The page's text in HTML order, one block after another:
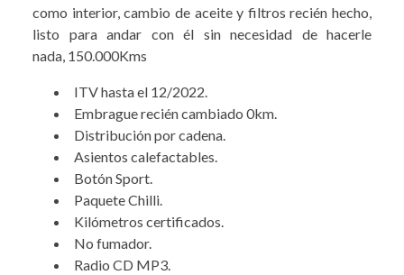
como interior, cambio de aceite y filtros recién hecho,
listo para andar con él sin necesidad de hacerle
nada, 150.000Kms
ITV hasta el 12/2022.
Embrague recién cambiado 0km.
Distribución por cadena.
Asientos calefactables.
Botón Sport.
Paquete Chilli.
Kilómetros certificados.
No fumador.
Radio CD MP3.